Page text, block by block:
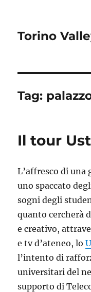
Torino
Tag:
Il tour
L’affresco di una
uno spaccato
sogni degli
quanto cercherà
e creativo,
e tv d’ateneo, lo
l’intento di
universitari del
supporto di